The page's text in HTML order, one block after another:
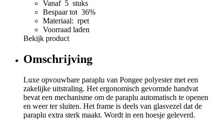
Vanaf 5 stuks
Bespaar tot 36%
Materiaal: rpet
Voorraad laden
Bekijk product
Omschrijving
Luxe opvouwbare paraplu van Pongee polyester met een
zakelijke uitstraling. Het ergonomisch gevormde handvat
bevat een mechanisme om de paraplu automatisch te openen
en weer ter sluiten. Het frame is deels van glasvezel dat de
paraplu extra sterk maakt. Wordt in een hoesje geleverd.